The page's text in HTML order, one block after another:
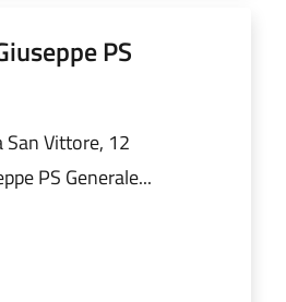
PS
San Vittore, 12
PS Generale...